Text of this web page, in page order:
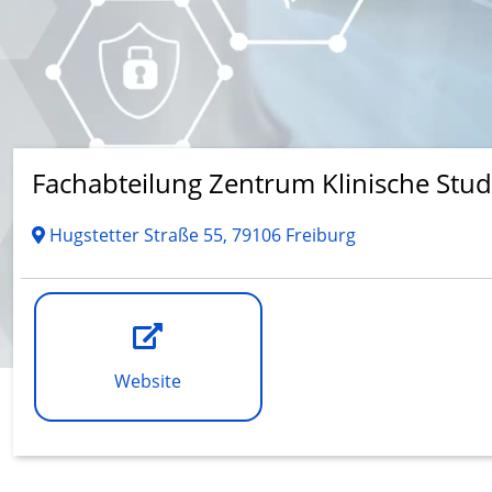
Fachabteilung Zentrum Klinische
Hugstetter Straße 55, 79106 Freiburg
Website